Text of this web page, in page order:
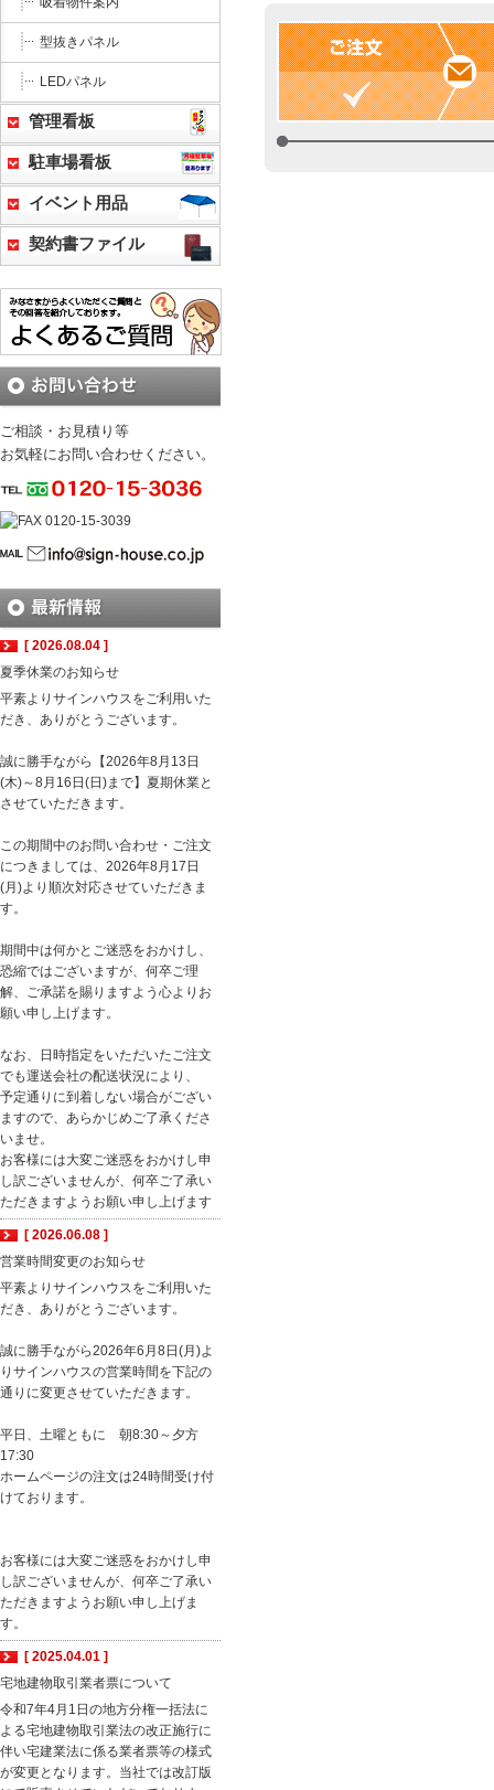
型抜きパネル
LEDパネル
管理看板
駐車場看板
イベント用品
契約書ファイル
ご相談・お見積り等
お気軽にお問い合わせください。
[ 2026.08.04 ]
夏季休業のお知らせ
平素よりサインハウスをご利用いた
だき、ありがとうございます。
誠に勝手ながら【2026年8月13日
(木)～8月16日(日)まで】夏期休業と
させていただきます。
この期間中のお問い合わせ・ご注文
につきましては、2026年8月17日
(月)より順次対応させていただきま
す。
期間中は何かとご迷惑をおかけし、
恐縮ではございますが、何卒ご理
解、ご承諾を賜りますよう心よりお
願い申し上げます。
なお、日時指定をいただいたご注文
でも運送会社の配送状況により、
予定通りに到着しない場合がござい
ますので、あらかじめご了承くださ
いませ。
お客様には大変ご迷惑をおかけし申
し訳ございませんが、何卒ご了承い
ただきますようお願い申し上げます
[ 2026.06.08 ]
営業時間変更のお知らせ
平素よりサインハウスをご利用いた
だき、ありがとうございます。
誠に勝手ながら2026年6月8日(月)よ
りサインハウスの営業時間を下記の
通りに変更させていただきます。
平日、土曜ともに 朝8:30～夕方
17:30
ホームページの注文は24時間受け付
けております。
お客様には大変ご迷惑をおかけし申
し訳ございませんが、何卒ご了承い
ただきますようお願い申し上げま
す。
[ 2025.04.01 ]
宅地建物取引業者票について
令和7年4月1日の地方分権一括法に
よる宅地建物取引業法の改正施行に
伴い宅建業法に係る業者票等の様式
が変更となります。当社では改訂版